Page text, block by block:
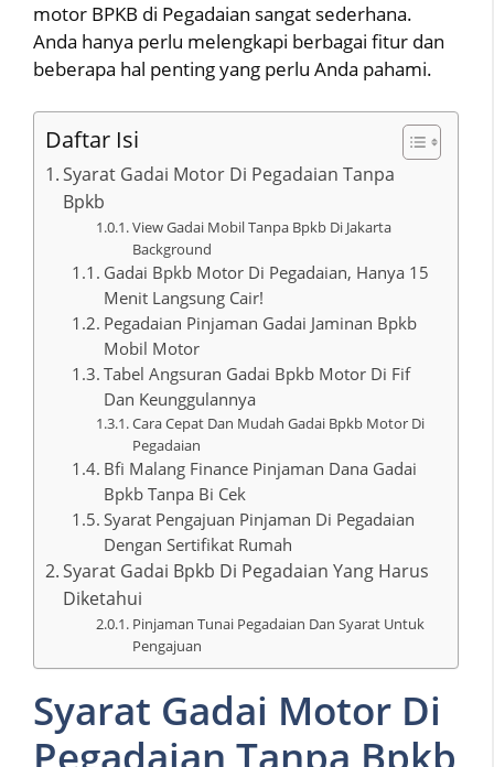
motor BPKB di Pegadaian sangat sederhana.
Anda hanya perlu melengkapi berbagai fitur dan
beberapa hal penting yang perlu Anda pahami.
Daftar Isi
Syarat Gadai Motor Di Pegadaian Tanpa
Bpkb
View Gadai Mobil Tanpa Bpkb Di Jakarta
Background
Gadai Bpkb Motor Di Pegadaian, Hanya 15
Menit Langsung Cair!
Pegadaian Pinjaman Gadai Jaminan Bpkb
Mobil Motor
Tabel Angsuran Gadai Bpkb Motor Di Fif
Dan Keunggulannya
Cara Cepat Dan Mudah Gadai Bpkb Motor Di
Pegadaian
Bfi Malang Finance Pinjaman Dana Gadai
Bpkb Tanpa Bi Cek
Syarat Pengajuan Pinjaman Di Pegadaian
Dengan Sertifikat Rumah
Syarat Gadai Bpkb Di Pegadaian Yang Harus
Diketahui
Pinjaman Tunai Pegadaian Dan Syarat Untuk
Pengajuan
Syarat Gadai Motor Di
Pegadaian Tanpa Bpkb